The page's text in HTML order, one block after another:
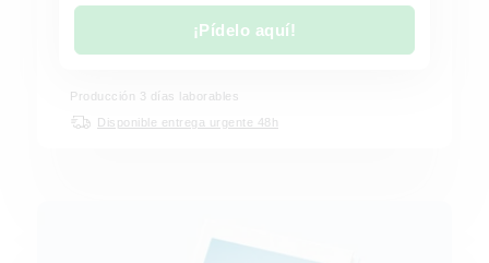
¡Pídelo aquí!
Producción 3 días laborables
Disponible entrega urgente 48h